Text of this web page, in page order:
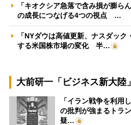
「キオクシア急落で含み損が膨
の成長につなげる4つの視点 …
「NYダウは高値更新、ナスダッ
する米国株市場の変化 半…
大前研一「ビジネス新大陸
「イラン戦争を利用
の批判が強まるトラ
疑…